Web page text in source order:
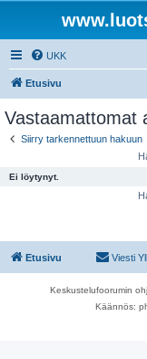
UKK
Etusivu
Vastaamattomat
Siirry tarkennettuun hakuun
Ei löytynyt.
Etusivu Viesti
Keskustelufoorumin
Käännös: